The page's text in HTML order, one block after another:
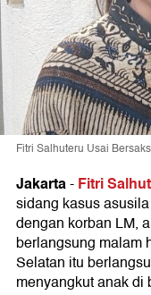
Fitri Salhuteru Usai
Jakarta-Fitri
sidang kasus
dengan korban LM,
berlangsung malam
Selatan itu
menyangkut anak di